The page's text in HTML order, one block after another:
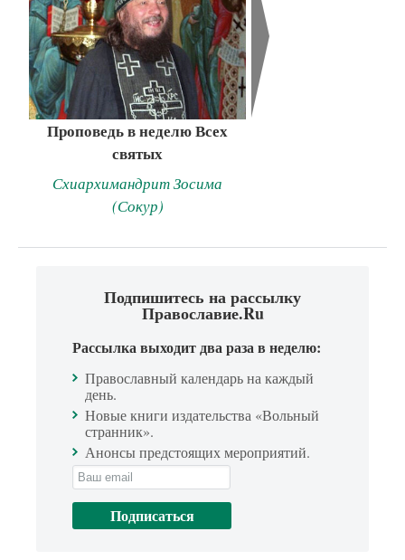
Проповедь в неделю Всех
святых
Схиархимандрит Зосима
(Сокур)
Подпишитесь на рассылку
Православие.Ru
Рассылка выходит два раза в неделю:
Православный календарь на каждый
день.
Новые книги издательства «Вольный
странник».
Анонсы предстоящих мероприятий.